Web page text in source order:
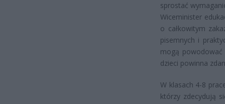
sprostać
Wiceminister
o całkowitym
pisemnych i
mogą powodować
dzieci powinna
W klasach 4-8
którzy zdecydują